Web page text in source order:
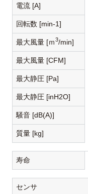
電流 [A]
回転数 [min-1]
最大風量 [ｍ3/min]
最大風量 [CFM]
最大静圧 [Pa]
最大静圧 [inH2O]
騒音 [dB(A)]
質量 [kg]
寿命
センサ